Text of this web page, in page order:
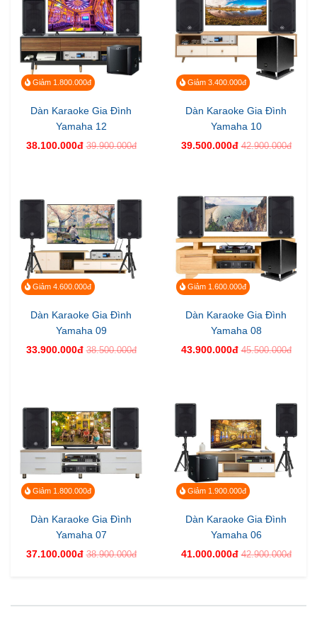
Giảm 1.800.000đ
Dàn Karaoke Gia Đình
Yamaha 12
38.100.000đ 39.900.000đ
Giảm 3.400.000đ
Dàn Karaoke Gia Đình
Yamaha 10
39.500.000đ 42.900.000đ
Giảm 4.600.000đ
Dàn Karaoke Gia Đình
Yamaha 09
33.900.000đ 38.500.000đ
Giảm 1.600.000đ
Dàn Karaoke Gia Đình
Yamaha 08
43.900.000đ 45.500.000đ
Giảm 1.800.000đ
Dàn Karaoke Gia Đình
Yamaha 07
37.100.000đ 38.900.000đ
Giảm 1.900.000đ
Dàn Karaoke Gia Đình
Yamaha 06
41.000.000đ 42.900.000đ